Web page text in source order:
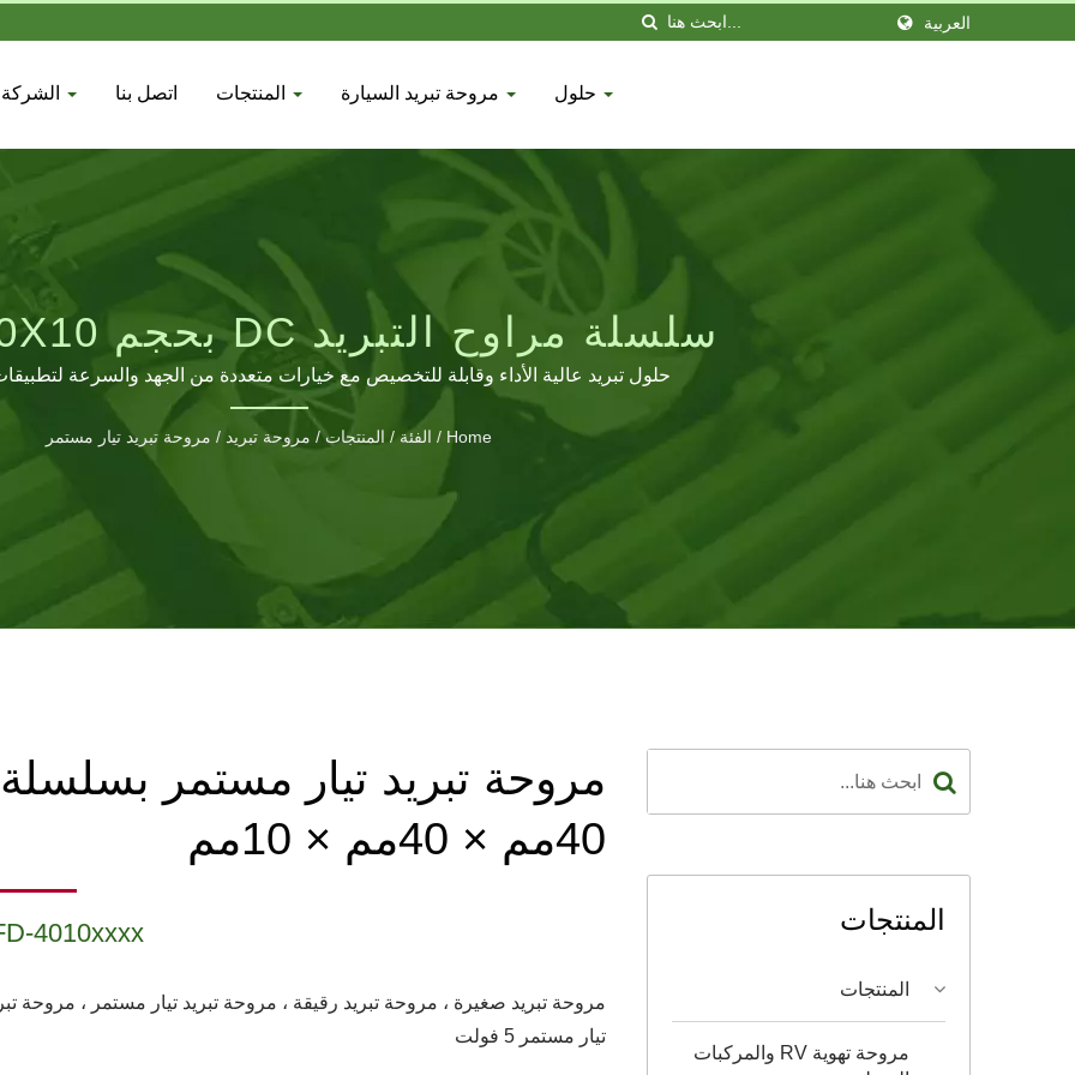
العربية
اتصل بنا
سلسلة مراوح التبريد DC بحجم 40X40X10 مم
حلول تبريد عالية الأداء وقابلة للتخصيص مع خيارات متعددة من الجهد والسرعة
Home
/ الفئة / المنتجات / مروحة تبريد / مروحة تبريد تيار مستمر
مروحة تبريد تيار مستمر بسلسلة
40مم × 40مم × 10مم
4010xxxx
مروحة تبريد صغيرة ، مروحة تبريد رقيقة ، مروحة تبريد تيار مستمر ، مروحة
تيار مستمر 5 فولت
المنتجات
المنتجات
مروحة تهوية RV والمركبات